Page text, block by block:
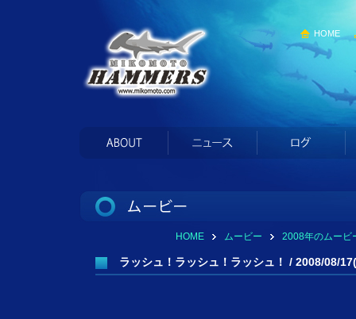
HOME
HOME ムービー 2008年のムービ
ラッシュ！ラッシュ！ラッシュ！ / 2008/08/